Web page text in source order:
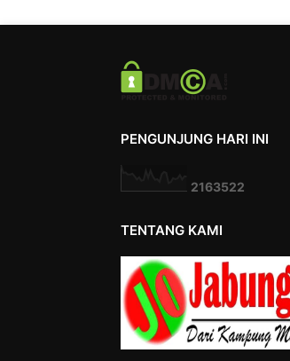
PENGUNJUNG HARI INI
2163522
TENTANG KAMI